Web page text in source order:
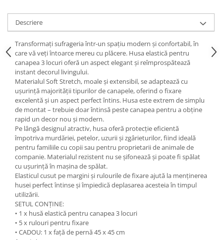
Descriere
Transformați sufrageria într-un spațiu modern și confortabil, în
care vă veți întoarce mereu cu plăcere. Husa elastică pentru
canapea 3 locuri oferă un aspect elegant și reîmprospătează
instant decorul livingului.
Materialul Soft Stretch, moale și extensibil, se adaptează cu
ușurință majorității tipurilor de canapele, oferind o fixare
excelentă și un aspect perfect întins. Husa este extrem de simplu
de montat – trebuie doar întinsă peste canapea pentru a obține
rapid un decor nou și modern.
Pe lângă designul atractiv, husa oferă protecție eficientă
împotriva murdăriei, petelor, uzurii și zgârieturilor, fiind ideală
pentru familiile cu copii sau pentru proprietarii de animale de
companie. Materialul rezistent nu se șifonează și poate fi spălat
cu ușurință în mașina de spălat.
Elasticul cusut pe margini și rulourile de fixare ajută la menținerea
husei perfect întinse și împiedică deplasarea acesteia în timpul
utilizării.
SETUL CONȚINE:
• 1 x husă elastică pentru canapea 3 locuri
• 5 x rulouri pentru fixare
• CADOU: 1 x față de pernă 45 x 45 cm